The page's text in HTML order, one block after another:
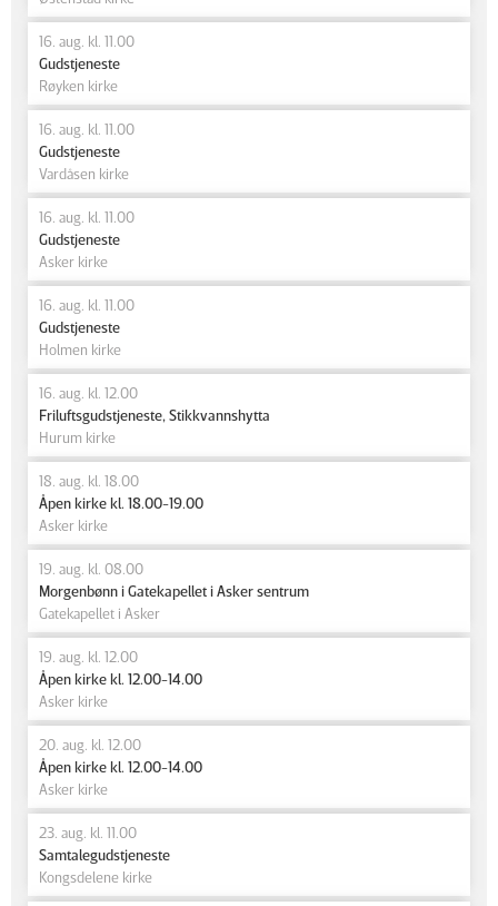
16. aug. kl. 11.00
Gudstjeneste
Røyken kirke
16. aug. kl. 11.00
Gudstjeneste
Vardåsen kirke
16. aug. kl. 11.00
Gudstjeneste
Asker kirke
16. aug. kl. 11.00
Gudstjeneste
Holmen kirke
16. aug. kl. 12.00
Friluftsgudstjeneste, Stikkvannshytta
Hurum kirke
18. aug. kl. 18.00
Åpen kirke kl. 18.00-19.00
Asker kirke
19. aug. kl. 08.00
Morgenbønn i Gatekapellet i Asker sentrum
Gatekapellet i Asker
19. aug. kl. 12.00
Åpen kirke kl. 12.00-14.00
Asker kirke
20. aug. kl. 12.00
Åpen kirke kl. 12.00-14.00
Asker kirke
23. aug. kl. 11.00
Samtalegudstjeneste
Kongsdelene kirke